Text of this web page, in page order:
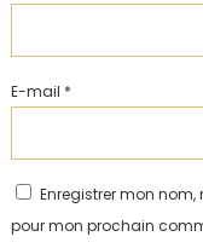
E-mail *
Enregistrer mon
pour mon prochain